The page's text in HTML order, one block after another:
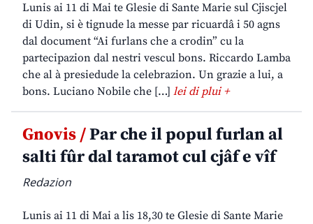
Lunis ai 11 di Mai te Glesie di Sante Marie sul Cjiscjel
di Udin, si è tignude la messe par ricuardâ i 50 agns
dal document “Ai furlans che a crodin” cu la
partecipazion dal nestri vescul bons. Riccardo Lamba
che al à presiedude la celebrazion. Un grazie a lui, a
bons. Luciano Nobile che […] lei di plui +
Gnovis /Par che il popul furlan al
salti fûr dal taramot cul cjâf e vîf
Redazion
Lunis ai 11 di Mai a lis 18,30 te Glesie di Sante Marie